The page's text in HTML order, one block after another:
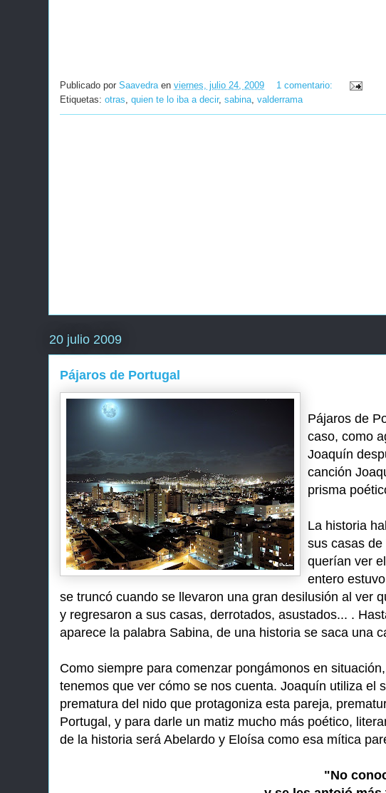
Publicado por Saavedra en viernes, julio 24, 2009
1 comentario:
Etiquetas: otras quien te lo iba a decir, sabina valderrama
20 julio 2009
Pájaros de Portugal
Pájaros de
caso, como
Joaquín
canción
prisma
La historia
sus casas
querían ver
entero
se truncó cuando se llevaron una gran desilusión al ver
y regresaron a sus casas, derrotados, asustados... .
aparece la palabra Sabina, de una historia se saca una
Como siempre para comenzar pongámonos en
tenemos que ver cómo se nos cuenta. Joaquín utiliza el
prematura del nido que protagoniza esta pareja,
Portugal, y para darle un matiz mucho más poético,
de la historia será Abelardo y Eloísa como esa mítica
"No